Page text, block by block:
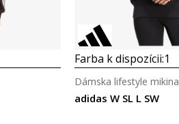
Farba k dispozícii:1
adidas W SL L SW
Dámska lifestyle mikina